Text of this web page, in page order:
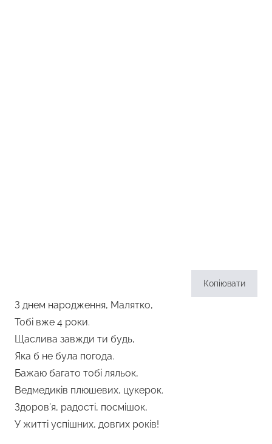
Копіювати
З днем народження, Малятко,
Тобі вже 4 роки.
Щаслива завжди ти будь,
Яка б не була погода.
Бажаю багато тобі ляльок,
Ведмедиків плюшевих, цукерок.
Здоров’я, радості, посмішок,
У житті успішних, довгих років!